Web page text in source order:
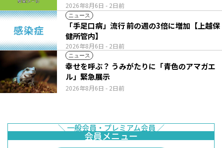
2026年8月6日 - 2日前
ニュース
2026年8月6日 - 2日前
「手足口病」流行 前の週の3倍に増加【上越保
健所管内】
ニュース
2026年8月6日 - 2日前
幸せを呼ぶ？ うみがたりに「青色のアマガエ
ル」緊急展示